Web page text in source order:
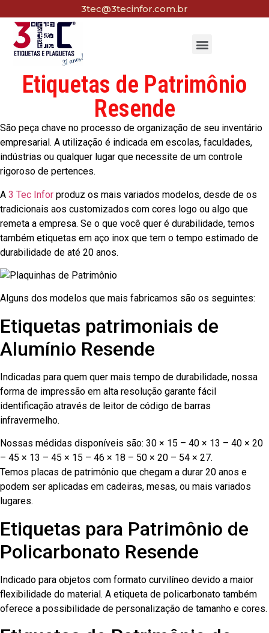
3tec@3tecinfor.com.br
Etiquetas de Patrimônio
Resende
São peça chave no processo de organização de seu inventário
empresarial. A utilização é indicada em escolas, faculdades,
indústrias ou qualquer lugar que necessite de um controle
rigoroso de pertences.
A 3 Tec Infor produz os mais variados modelos, desde de os
tradicionais aos customizados com cores logo ou algo que
remeta a empresa. Se o que você quer é durabilidade, temos
também etiquetas em aço inox que tem o tempo estimado de
durabilidade de até 20 anos.
Alguns dos modelos que mais fabricamos são os seguintes:
Etiquetas patrimoniais de
Alumínio Resende
Indicadas para quem quer mais tempo de durabilidade, nossa
forma de impressão em alta resolução garante fácil
identificação através de leitor de código de barras
infravermelho.
Nossas médidas disponíveis são: 30 × 15 – 40 × 13 – 40 × 20
– 45 × 13 – 45 × 15 – 46 × 18 – 50 × 20 – 54 × 27.
Temos placas de patrimônio que chegam a durar 20 anos e
podem ser aplicadas em cadeiras, mesas, ou mais variados
lugares.
Etiquetas para Patrimônio de
Policarbonato Resende
Indicado para objetos com formato curvilíneo devido a maior
flexibilidade do material. A etiqueta de policarbonato também
oferece a possibilidade de personalização de tamanho e cores.